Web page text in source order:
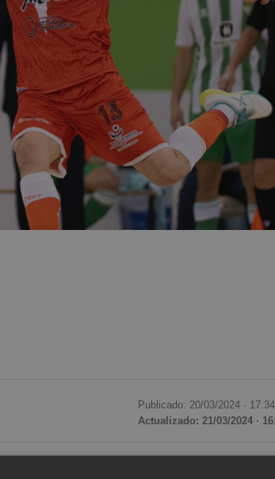
Publicado: 20/03/2024 · 17:34
Actualizado: 21/03/2024 ·
este Jimbee Cartagena de Duda. Con el